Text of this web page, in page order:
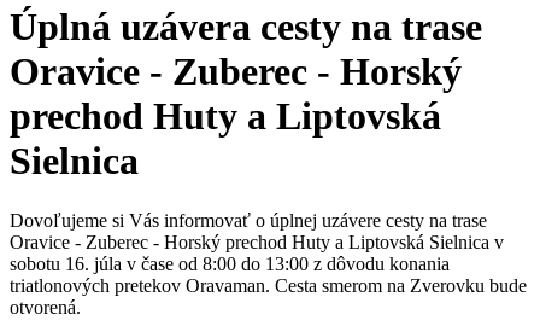
Úplná uzávera cesty na trase
Oravice - Zuberec - Horský
prechod Huty a Liptovská
Sielnica
Dovoľujeme si Vás informovať o úplnej uzávere cesty na trase
Oravice - Zuberec - Horský prechod Huty a Liptovská Sielnica v
sobotu 16. júla v čase od 8:00 do 13:00 z dôvodu konania
triatlonových pretekov Oravaman. Cesta smerom na Zverovku bude
otvorená.